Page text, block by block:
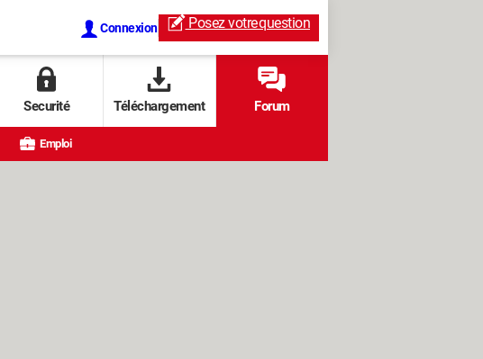
Connexion Posez votrequestion
Securité Téléchargement Forum
Emploi